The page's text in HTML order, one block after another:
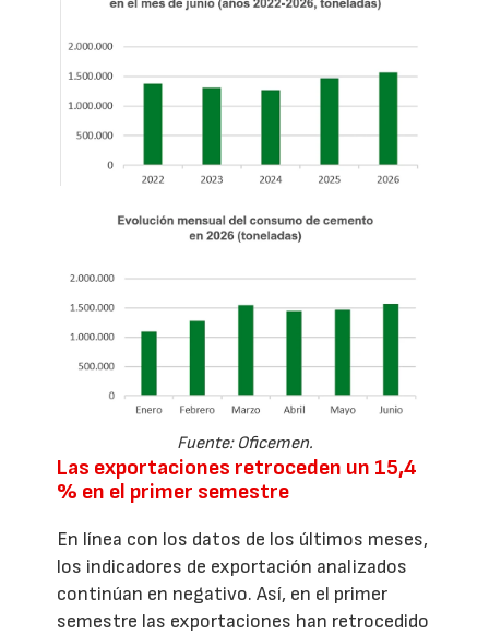
Fuente: Oficemen.
Las exportaciones retroceden un 15,4
% en el primer semestre
En línea con los datos de los últimos meses,
los indicadores de exportación analizados
continúan en negativo. Así, en el primer
semestre las exportaciones han retrocedido